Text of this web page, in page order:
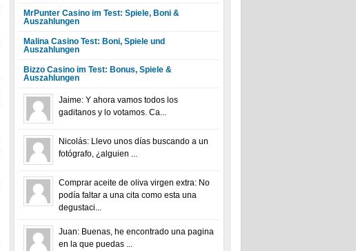
MrPunter Casino im Test: Spiele, Boni &
Auszahlungen
Malina Casino Test: Boni, Spiele und
Auszahlungen
Bizzo Casino im Test: Bonus, Spiele &
Auszahlungen
Jaime: Y ahora vamos todos los
gaditanos y lo votamos. Ca...
Nicolás: Llevo unos días buscando a un
fotógrafo, ¿alguien ...
Comprar aceite de oliva virgen extra: No
podía faltar a una cita como esta una
degustaci...
Juan: Buenas, he encontrado una pagina
en la que puedas ...